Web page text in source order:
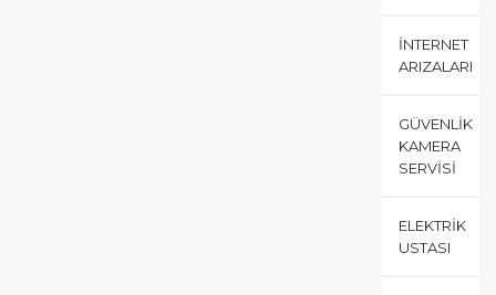
İNTERNET
ARIZALARI
GÜVENLIK
KAMERA
SERVISI
ELEKTRIK
USTASI